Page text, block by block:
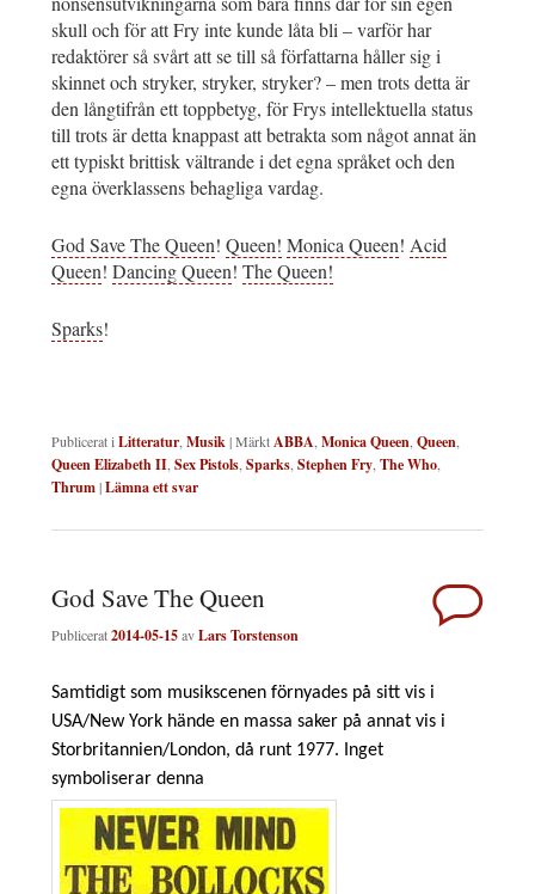
skull och för att Fry inte kunde låta bli – varför har
redaktörer så svårt att se till så författarna håller sig i
skinnet och stryker, stryker, stryker? – men trots detta är
den långtifrån ett toppbetyg, för Frys intellektuella status
till trots är detta knappast att betrakta som något annat än
ett typiskt brittisk vältrande i det egna språket och den
egna överklassens behagliga vardag.
God Save The Queen! Queen! Monica Queen! Acid
Queen! Dancing Queen! The Queen!
Sparks!
Publicerat i Litteratur Musik|MärktABBA Monica Queen Queen
Queen Elizabeth II Sex Pistols Sparks Stephen Fry The Who
Thrum|Lämna ett svar
God Save The Queen
Publicerat2014-05-15avLars Torstenson
Samtidigt som musikscenen förnyades på sitt vis i
USA/New York hände en massa saker på annat vis i
Storbritannien/London, då runt 1977. Inget
symboliserar denna